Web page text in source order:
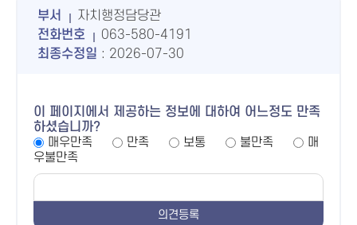
부서
자치행정담당관
전화번호
063-580-4191
최종수정일 : 2026-07-30
이 페이지에서 제공하는 정보에 대하여 어느정도 만족
하셨습니까?
매우만족
만족 보통 불만족
매
우불만족